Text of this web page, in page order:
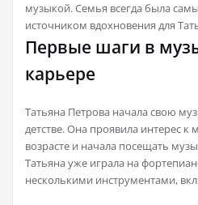
музыкой. Семья всегда была
источником вдохновения для
Первые шаги в
карьере
Татьяна Петрова начала свою
детстве. Она проявила интерес
возрасте и начала посещать
Татьяна уже играла на
несколькими инструментами,